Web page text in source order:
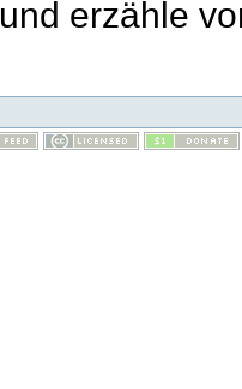
und erzähle